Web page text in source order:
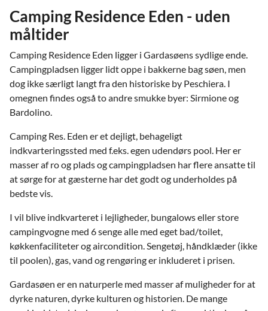
Camping Residence Eden - uden
måltider
Camping Residence Eden ligger i Gardasøens sydlige ende.
Campingpladsen ligger lidt oppe i bakkerne bag søen, men
dog ikke særligt langt fra den historiske by Peschiera. I
omegnen findes også to andre smukke byer: Sirmione og
Bardolino.
Camping Res. Eden er et dejligt, behageligt
indkvarteringssted med f.eks. egen udendørs pool. Her er
masser af ro og plads og campingpladsen har flere ansatte til
at sørge for at gæsterne har det godt og underholdes på
bedste vis.
I vil blive indkvarteret i lejligheder, bungalows eller store
campingvogne med 6 senge alle med eget bad/toilet,
køkkenfaciliteter og aircondition. Sengetøj, håndklæder (ikke
til poolen), gas, vand og rengøring er inkluderet i prisen.
Gardasøen er en naturperle med masser af muligheder for at
dyrke naturen, dyrke kulturen og historien. De mange